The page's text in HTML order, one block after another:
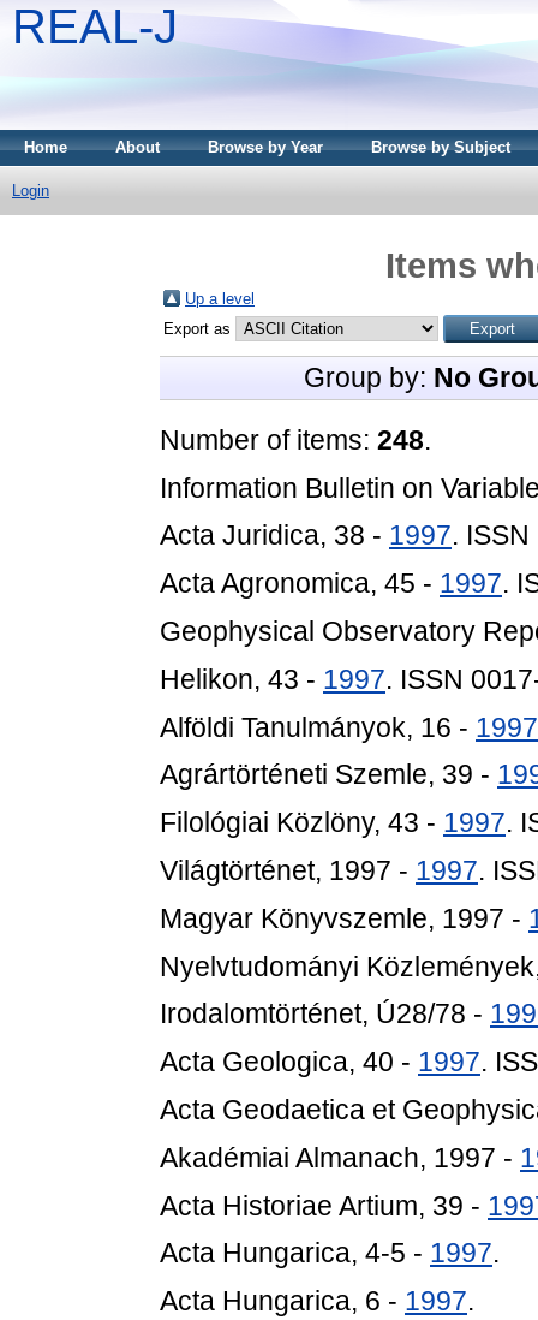
REAL-J
Home About Browse by Year Browse by Subject
Login
Items
Up a level
Export as
Group by: No
Number of items: 248.
Information Bulletin on
Acta Juridica, 38 - 1997.
Acta Agronomica, 45 - 1997.
Geophysical Observatory
Helikon, 43 - 1997. ISSN
Alföldi Tanulmányok, 16 - 1997
Agrártörténeti Szemle, 39 -
Filológiai Közlöny, 43 - 1997.
Világtörténet, 1997 - 1997.
Magyar Könyvszemle, 1997 -
Nyelvtudományi
Irodalomtörténet, Ú28/78 -
Acta Geologica, 40 - 1997.
Acta Geodaetica et
Akadémiai Almanach, 1997 -
Acta Historiae Artium, 39 -
Acta Hungarica, 4-5 - 1997.
Acta Hungarica, 6 - 1997.